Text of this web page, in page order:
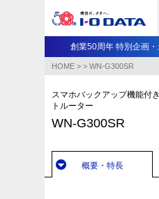
創業50周年 特別企画
HOME > > WN-G300SR
スマホバックアップ機能付
トルーター
WN-G300SR
概要・特長